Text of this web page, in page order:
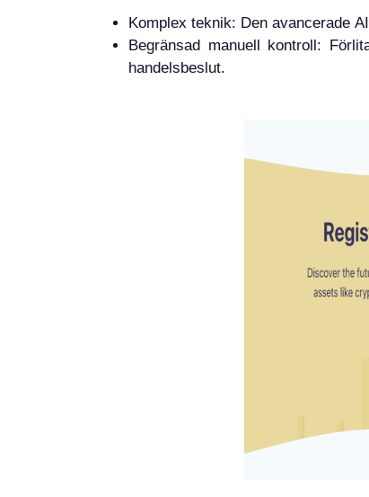
Komplex teknik: Den avancerade
Begränsad manuell kontroll:
handelsbeslut.